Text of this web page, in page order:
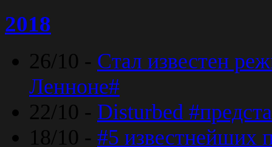
2018
26/10 - Стал известен
Ленноне#
22/10 - Disturbed
18/10 - #5 известнейших